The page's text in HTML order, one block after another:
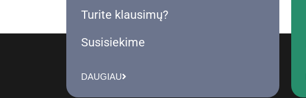
Turite klausimų?
Susisiekime
DAUGIAU